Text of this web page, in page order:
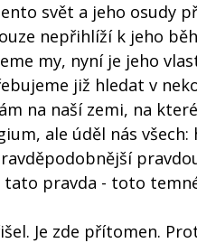
svět a jeho osudy
nepřihlíží k jeho
my, nyní je jeho
již hledat v
na naší zemi, na
ale úděl nás
tato pravda - toto
Je zde přítomen.